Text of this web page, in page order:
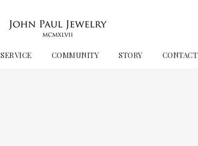
SERVICE COMMUNITY STORY CONTACT